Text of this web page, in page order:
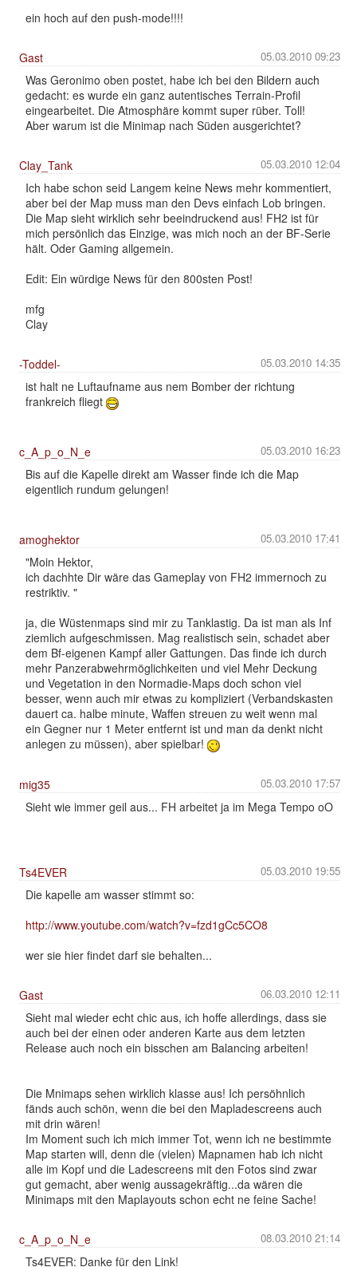
ein hoch auf den push-mode!!!!
05.03.2010 09:23
Gast
Was Geronimo oben postet, habe ich bei den Bildern auch
gedacht: es wurde ein ganz autentisches Terrain-Profil
eingearbeitet. Die Atmosphäre kommt super rüber. Toll!
Aber warum ist die Minimap nach Süden ausgerichtet?
05.03.2010 12:04
Clay_Tank
Ich habe schon seid Langem keine News mehr kommentiert,
aber bei der Map muss man den Devs einfach Lob bringen.
Die Map sieht wirklich sehr beeindruckend aus! FH2 ist für
mich persönlich das Einzige, was mich noch an der BF-Serie
hält. Oder Gaming allgemein.
Edit: Ein würdige News für den 800sten Post!
mfg
Clay
05.03.2010 14:35
-Toddel-
ist halt ne Luftaufname aus nem Bomber der richtung
frankreich fliegt
05.03.2010 16:23
c_A_p_o_N_e
Bis auf die Kapelle direkt am Wasser finde ich die Map
eigentlich rundum gelungen!
05.03.2010 17:41
amoghektor
"Moin Hektor,
ich dachhte Dir wäre das Gameplay von FH2 immernoch zu
restriktiv. "
ja, die Wüstenmaps sind mir zu Tanklastig. Da ist man als Inf
ziemlich aufgeschmissen. Mag realistisch sein, schadet aber
dem Bf-eigenen Kampf aller Gattungen. Das finde ich durch
mehr Panzerabwehrmöglichkeiten und viel Mehr Deckung
und Vegetation in den Normadie-Maps doch schon viel
besser, wenn auch mir etwas zu kompliziert (Verbandskasten
dauert ca. halbe minute, Waffen streuen zu weit wenn mal
ein Gegner nur 1 Meter entfernt ist und man da denkt nicht
anlegen zu müssen), aber spielbar!
05.03.2010 17:57
mig35
Sieht wie immer geil aus... FH arbeitet ja im Mega Tempo oO
05.03.2010 19:55
Ts4EVER
Die kapelle am wasser stimmt so:
http://www.youtube.com/watch?v=fzd1gCc5CO8
wer sie hier findet darf sie behalten...
06.03.2010 12:11
Gast
Sieht mal wieder echt chic aus, ich hoffe allerdings, dass sie
auch bei der einen oder anderen Karte aus dem letzten
Release auch noch ein bisschen am Balancing arbeiten!
Die Mnimaps sehen wirklich klasse aus! Ich persöhnlich
fänds auch schön, wenn die bei den Mapladescreens auch
mit drin wären!
Im Moment such ich mich immer Tot, wenn ich ne bestimmte
Map starten will, denn die (vielen) Mapnamen hab ich nicht
alle im Kopf und die Ladescreens mit den Fotos sind zwar
gut gemacht, aber wenig aussagekräftig...da wären die
Minimaps mit den Maplayouts schon echt ne feine Sache!
08.03.2010 21:14
c_A_p_o_N_e
Ts4EVER: Danke für den Link!